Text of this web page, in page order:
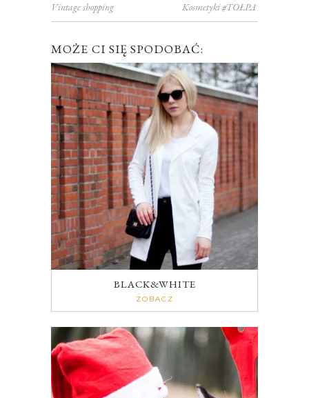
Vintage shopping Kosmetyki #TOŁPA
MOŻE CI SIĘ SPODOBAĆ:
BLACK&WHITE
ZOBACZ